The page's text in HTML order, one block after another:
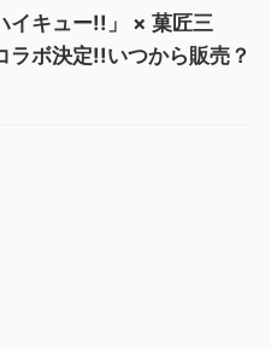
イキュー!!」 × 菓匠三
ラボ決定!!いつから販売？